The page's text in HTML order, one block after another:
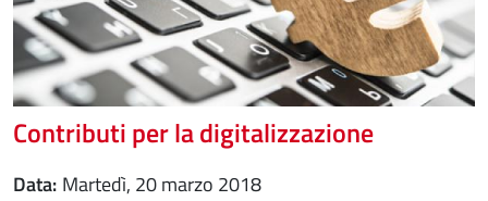
Contributi per la digitalizzazione
Data
martedì, 20 marzo 2018